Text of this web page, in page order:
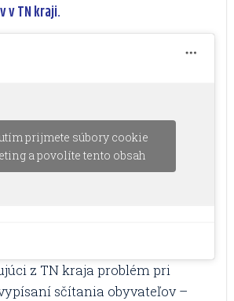
v TN kraji.
prijmete súbory cookie
a povolíte tento obsah
z TN kraja problém pri
sčítania obyvateľov –